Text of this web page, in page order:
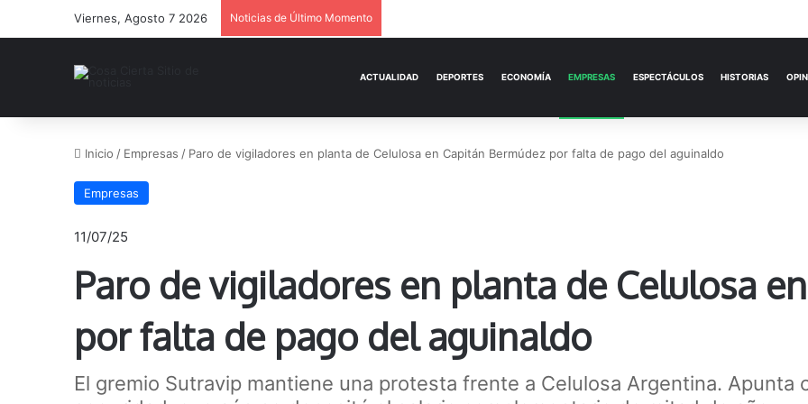
Viernes, Agosto 7 2026 Noticias de Último Momento
Inicio / Empresas / Paro de vigiladores en planta de Celulosa en Capitán Bermúdez por falta de pago del aguinaldo
Empresas
11/07/25
Paro de vigiladores en planta de Celulosa
por falta de pago del aguinaldo
El gremio Sutravip mantiene una protesta frente a Celulosa Argentina.